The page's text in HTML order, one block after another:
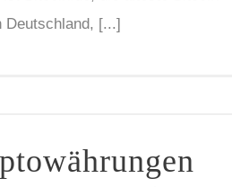
Deutschland, [...]